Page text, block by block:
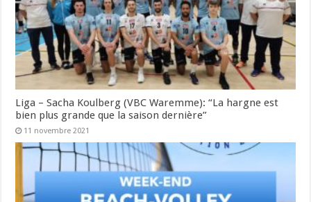
Liga – Sacha Koulberg (VBC Waremme): “La hargne est
bien plus grande que la saison dernière”
11 novembre 2021